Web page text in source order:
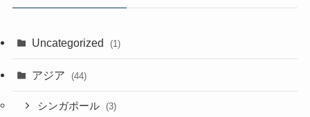
Uncategorized (1)
アジア (44)
シンガポール (3)